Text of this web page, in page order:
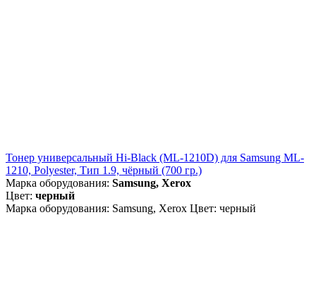
Тонер универсальный Hi-Black (ML-1210D) для Samsung ML-
1210, Polyester, Тип 1.9, чёрный (700 гр.)
Марка оборудования: Samsung, Xerox
Цвет: черный
Марка оборудования: Samsung, Xerox Цвет: черный